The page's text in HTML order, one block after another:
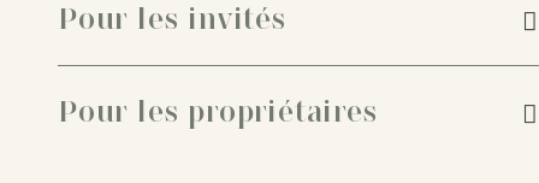
Pour les invités
Pour les propriétaires